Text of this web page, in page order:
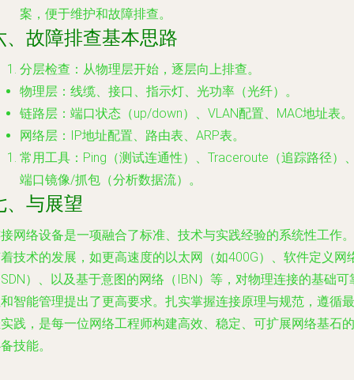
案，便于维护和故障排查。
、故障排查基本思路
分层检查 ：从物理层开始，逐层向上排查。
物理层 ：线缆、接口、指示灯、光功率（光纤）。
链路层 ：端口状态（up/down）、VLAN配置、MAC地址表。
网络层 ：IP地址配置、路由表、ARP表。
常用工具 ：Ping（测试连通性）、Traceroute（追踪路径）
端口镜像/抓包（分析数据流）。
、与展望
网络设备是一项融合了标准、技术与实践经验的系统性工作。
技术的发展，如更高速度的以太网（如400G）、软件定义网
）、以及基于意图的网络（IBN）等，对物理连接的基础可
智能管理提出了更高要求。扎实掌握连接原理与规范，遵循最
践，是每一位网络工程师构建高效、稳定、可扩展网络基石的
技能。